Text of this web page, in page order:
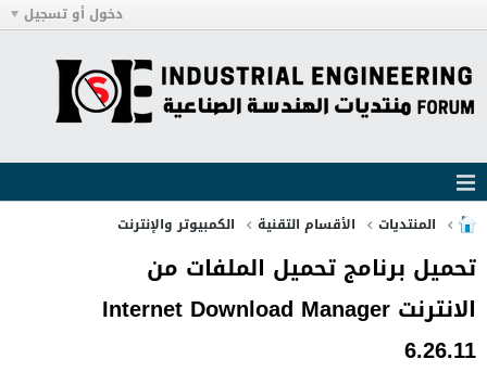
دخول أو تسجيل
المنتديات الأقسام التقنية الكمبيوتر والإنترنت
تحميل برنامج تحميل الملفات من
الانترنت Internet Download Manager
6.26.11